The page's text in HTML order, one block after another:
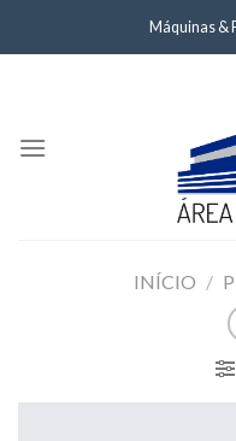
Máquinas &
INÍCIO /